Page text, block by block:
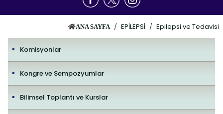
ANA SAYFA / EPİLEPSİ / Epilepsi ve Tedavisi
Komisyonlar
Kongre ve Sempozyumlar
Bilimsel Toplantı ve Kurslar